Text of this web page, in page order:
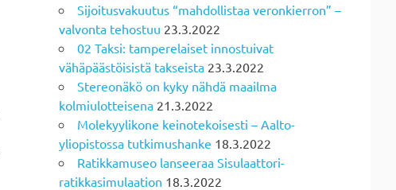
Sijoitusvakuutus “mahdollistaa veronkierron” –
valvonta tehostuu 23.3.2022
02 Taksi: tamperelaiset innostuivat
vähäpäästöisistä takseista 23.3.2022
Stereonäkö on kyky nähdä maailma
kolmiulotteisena 21.3.2022
Molekyylikone keinotekoisesti – Aalto-
yliopistossa tutkimushanke 18.3.2022
Ratikkamuseo lanseeraa Sisulaattori-
ratikkasimulaation 18.3.2022